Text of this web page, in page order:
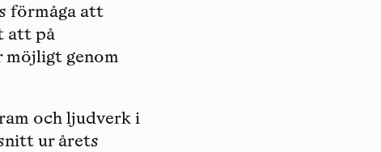
förmåga att
att på
möjligt genom
och ljudverk i
ur årets